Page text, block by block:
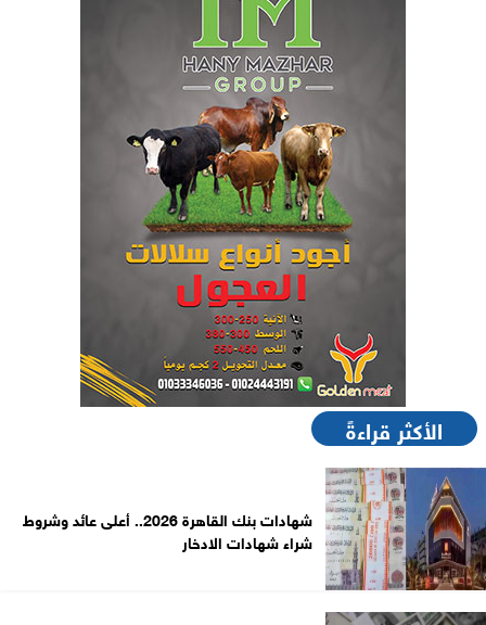
الأكثر قراءةً
شهادات بنك القاهرة 2026.. أعلى عائد وشروط
شراء شهادات الادخار